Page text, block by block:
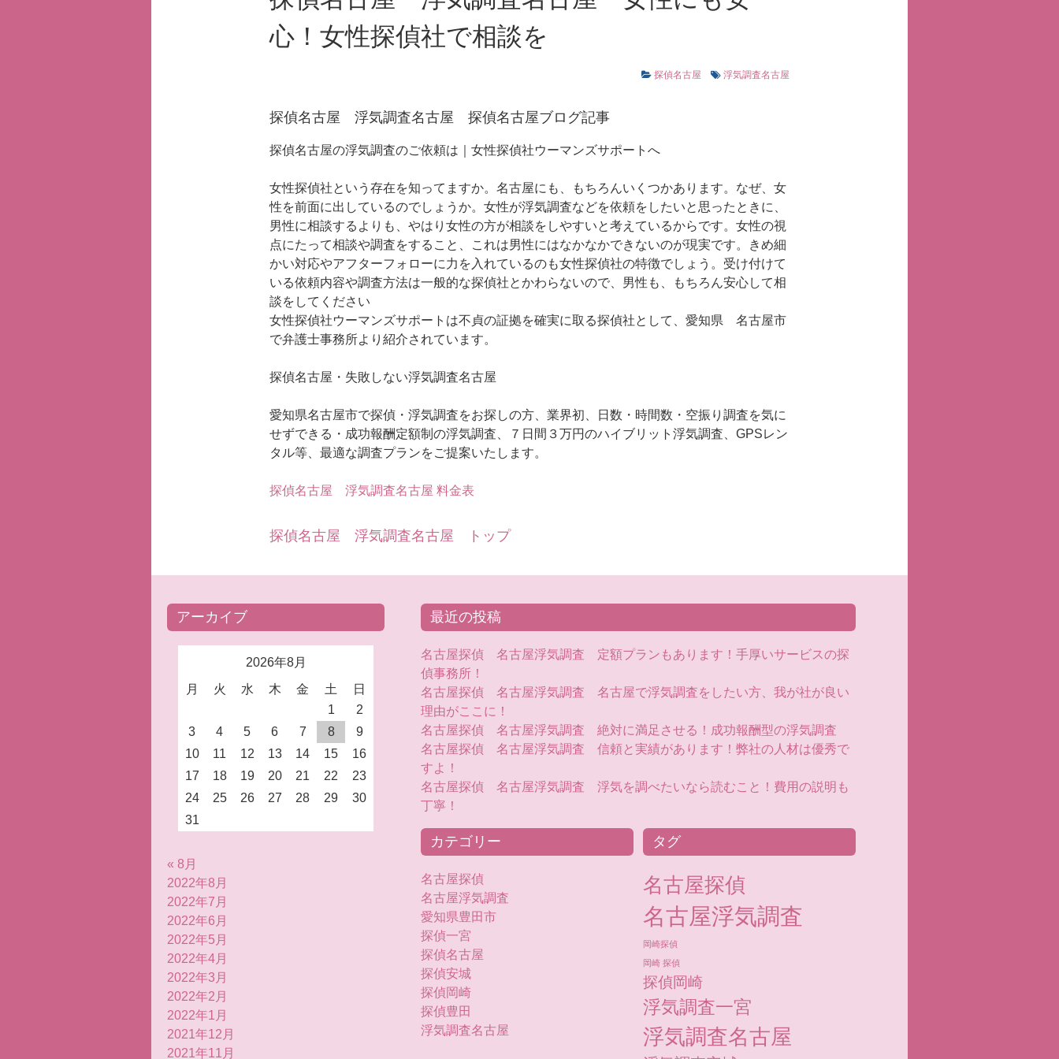
心！女性探偵社で相談を
探偵名古屋 浮気調査名古屋
探偵名古屋 浮気調査名古屋 探偵名古屋ブログ記事
探偵名古屋の浮気調査のご依頼は｜女性探偵社ウーマンズサポートへ
女性探偵社という存在を知ってますか。名古屋にも、もちろんいくつかあります。なぜ、女
性を前面に出しているのでしょうか。女性が浮気調査などを依頼をしたいと思ったときに、
男性に相談するよりも、やはり女性の方が相談をしやすいと考えているからです。女性の視
点にたって相談や調査をすること、これは男性にはなかなかできないのが現実です。きめ細
かい対応やアフターフォローに力を入れているのも女性探偵社の特徴でしょう。受け付けて
いる依頼内容や調査方法は一般的な探偵社とかわらないので、男性も、もちろん安心して相
談をしてください
女性探偵社ウーマンズサポートは不貞の証拠を確実に取る探偵社として、愛知県 名古屋市
で弁護士事務所より紹介されています。
探偵名古屋・失敗しない浮気調査名古屋
愛知県名古屋市で探偵・浮気調査をお探しの方、業界初、日数・時間数・空振り調査を気に
せずできる・成功報酬定額制の浮気調査、７日間３万円のハイブリット浮気調査、GPSレン
タル等、最適な調査プランをご提案いたします。
探偵名古屋 浮気調査名古屋 料金表
探偵名古屋 浮気調査名古屋 トップ
アーカイブ
2026年8月
月
火 水 木 金 土
日
1
2
3
4 5 6 7 8
9
10
11 12 13 14 15
16
17
18 19 20 21 22
23
24
25 26 27 28 29
30
31
« 8月
2022年8月
2022年7月
2022年6月
2022年5月
2022年4月
2022年3月
2022年2月
2022年1月
2021年12月
2021年11月
最近の投稿
名古屋探偵 名古屋浮気調査 定額プランもあります！手厚いサービスの探
偵事務所！
名古屋探偵 名古屋浮気調査 名古屋で浮気調査をしたい方、我が社が良い
理由がここに！
名古屋探偵 名古屋浮気調査 絶対に満足させる！成功報酬型の浮気調査
名古屋探偵 名古屋浮気調査 信頼と実績があります！弊社の人材は優秀で
すよ！
名古屋探偵 名古屋浮気調査 浮気を調べたいなら読むこと！費用の説明も
丁寧！
カテゴリー
名古屋探偵
名古屋浮気調査
愛知県豊田市
探偵一宮
探偵名古屋
探偵安城
探偵岡崎
探偵豊田
浮気調査名古屋
タグ
名古屋探偵
名古屋浮気調査
岡崎探偵
岡崎 探偵
探偵岡崎
浮気調査一宮
浮気調査名古屋